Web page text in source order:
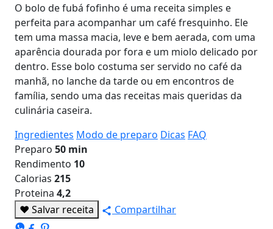
O bolo de fubá fofinho é uma receita simples e
perfeita para acompanhar um café fresquinho. Ele
tem uma massa macia, leve e bem aerada, com uma
aparência dourada por fora e um miolo delicado por
dentro. Esse bolo costuma ser servido no café da
manhã, no lanche da tarde ou em encontros de
família, sendo uma das receitas mais queridas da
culinária caseira.
Ingredientes Modo de preparo Dicas FAQ
Preparo 50 min
Rendimento 10
Calorias 215
Proteina 4,2
♥ Salvar receita Compartilhar